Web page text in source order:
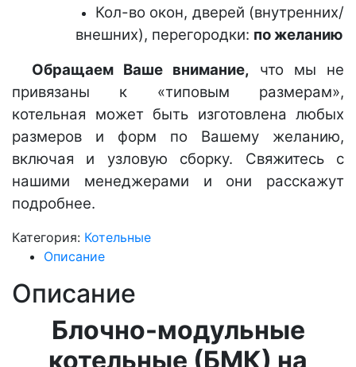
Кол-во окон, дверей (внутренних/
внешних), перегородки: по желанию
Обращаем Ваше внимание, что мы не
привязаны к «типовым размерам»,
котельная может быть изготовлена любых
размеров и форм по Вашему желанию,
включая и узловую сборку. Свяжитесь с
нашими менеджерами и они расскажут
подробнее.
Категория: Котельные
Описание
Описание
Блочно-модульные
котельные (БМК) на